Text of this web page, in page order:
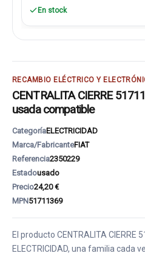
En stock
RECAMBIO ELÉCTRICO Y
CENTRALITA CIERRE
usada compatible
CategoríaELECTRICIDAD
Marca/FabricanteFIAT
Referencia2350229
Estadousado
Precio24,20 €
MPN51711369
El producto CENTRALITA CIERRE
ELECTRICIDAD, una familia cada